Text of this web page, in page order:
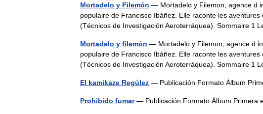
Mortadelo y Filemón — Mortadelo y Filemon, agence d
populaire de Francisco Ibáñez. Elle raconte les
(Técnicos de Investigación Aeroterráquea). Sommaire 1
Mortadelo y filemón — Mortadelo y Filemon, agence d
populaire de Francisco Ibáñez. Elle raconte les
(Técnicos de Investigación Aeroterráquea). Sommaire 1
El kamikaze Regúlez — Publicación Formato Álbum
Prohibido fumar— Publicación Formato Álbum Primera